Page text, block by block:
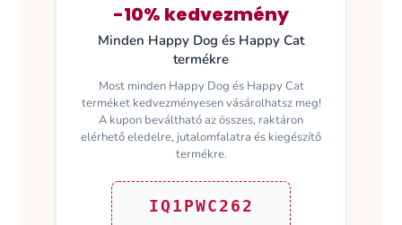
-10% kedvezmény
Minden Happy Dog és Happy Cat
termékre
Most minden Happy Dog és Happy Cat
terméket kedvezményesen vásárolhatsz meg!
A kupon beváltható az összes, raktáron
elérhető eledelre, jutalomfalatra és kiegészítő
termékre.
IQ1PWC262